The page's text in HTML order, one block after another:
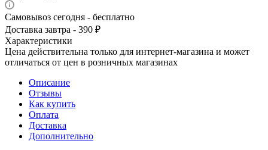
Самовывоз сегодня - бесплатно
Доставка завтра - 390 ₽
Характеристики
Цена действительна только для интернет-магазина и может
отличаться от цен в розничных магазинах
Описание
Отзывы
Как купить
Оплата
Доставка
Дополнительно